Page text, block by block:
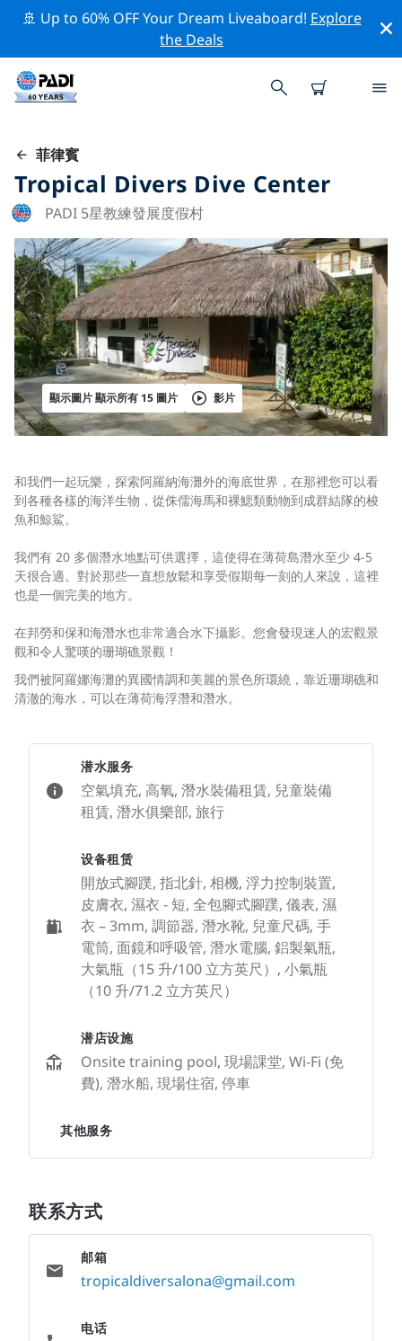
🚢 Up to 60% OFF Your Dream Liveaboard! Explore
the Deals
菲律賓
Tropical Divers Dive Center
PADI 5星教練發展度假村
顯示圖片 顯示所有 15 圖片 影片
和我們一起玩樂，探索阿羅納海灘外的海底世界，在那裡您可以看
到各種各樣的海洋生物，從侏儒海馬和裸鰓類動物到成群結隊的梭
魚和鯨鯊。
我們有 20 多個潛水地點可供選擇，這使得在薄荷島潛水至少 4-5
天很合適。對於那些一直想放鬆和享受假期每一刻的人來說，這裡
也是一個完美的地方。
在邦勞和保和海潛水也非常適合水下攝影。您會發現迷人的宏觀景
觀和令人驚嘆的珊瑚礁景觀！
我們被阿羅娜海灘的異國情調和美麗的景色所環繞，靠近珊瑚礁和
清澈的海水，可以在薄荷海浮潛和潛水。
潜水服务
空氣填充, 高氧, 潛水裝備租賃, 兒童裝備
租賃, 潛水俱樂部, 旅行
设备租赁
開放式腳蹼, 指北針, 相機, 浮力控制裝置,
皮膚衣, 濕衣 - 短, 全包腳式腳蹼, 儀表, 濕
衣 – 3mm, 調節器, 潛水靴, 兒童尺碼, 手
電筒, 面鏡和呼吸管, 潛水電腦, 鋁製氣瓶,
大氣瓶（15 升/100 立方英尺）, 小氣瓶
（10 升/71.2 立方英尺）
潜店设施
Onsite training pool, 現場課堂, Wi-Fi (免
費), 潛水船, 現場住宿, 停車
其他服务
联系方式
邮箱
tropicaldiversalona@gmail.com
电话